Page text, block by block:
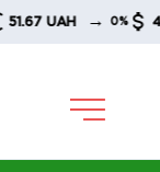
UAH → 0% 44.76